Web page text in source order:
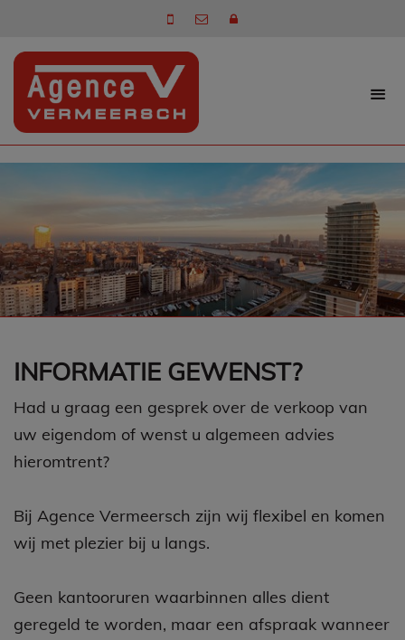
INFORMATIE GEWENST?
Had u graag een gesprek over de verkoop van
uw eigendom of wenst u algemeen advies
hieromtrent?
Bij Agence Vermeersch zijn wij flexibel en komen
wij met plezier bij u langs.
Geen kantooruren waarbinnen alles dient
geregeld te worden, maar een afspraak wanneer